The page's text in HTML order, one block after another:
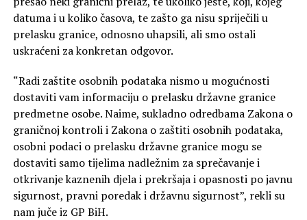
datuma i u koliko časova, te zašto ga nisu spriječili u
prelasku granice, odnosno uhapsili, ali smo ostali
uskraćeni za konkretan odgovor.
“Radi zaštite osobnih podataka nismo u mogućnosti
dostaviti vam informaciju o prelasku državne granice
predmetne osobe. Naime, sukladno odredbama Zakona o
graničnoj kontroli i Zakona o zaštiti osobnih podataka,
osobni podaci o prelasku državne granice mogu se
dostaviti samo tijelima nadležnim za sprečavanje i
otkrivanje kaznenih djela i prekršaja i opasnosti po javnu
sigurnost, pravni poredak i državnu sigurnost”, rekli su
nam juče iz GP BiH.